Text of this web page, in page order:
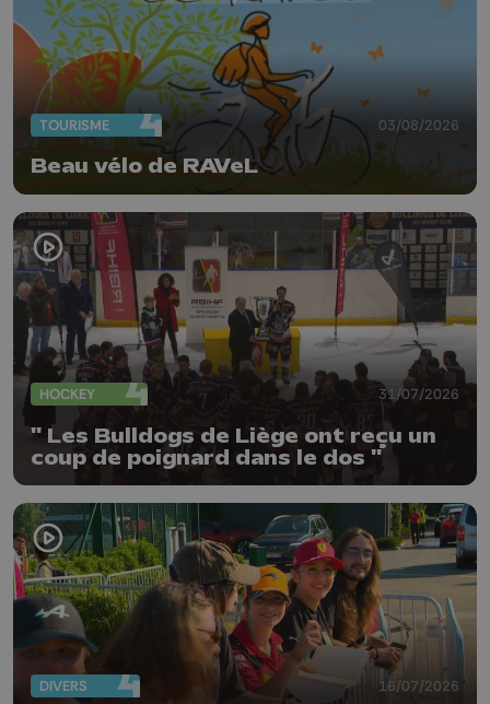
TOURISME 03/08/2026
Beau vélo de RAVeL
HOCKEY 31/07/2026
" Les Bulldogs de Liège ont reçu un
coup de poignard dans le dos "
DIVERS 16/07/2026